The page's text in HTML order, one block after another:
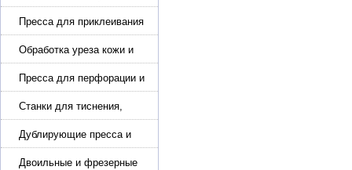
оборудование
Пресса для приклеивания
подошвы и прибивки
каблука
Обработка уреза кожи и
покрасочные камеры
Пресса для перфорации и
тиснения
Станки для тиснения,
нанесения логотипа и
нумераторы
Дублирующие пресса и
утюги для разглаживания
кожи
Двоильные и фрезерные